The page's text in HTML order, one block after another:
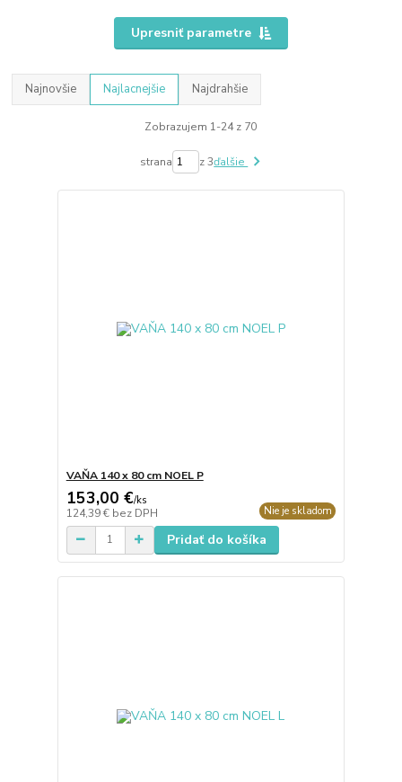
Upresniť parametre
Najnovšie Najlacnejšie Najdrahšie
Zobrazujem 1-24 z 70
strana z 3ďalšie
VAŇA 140 x 80 cm NOEL P
153,00 €/ks
124,39 € bez DPH Nie je skladom
Pridať do košíka